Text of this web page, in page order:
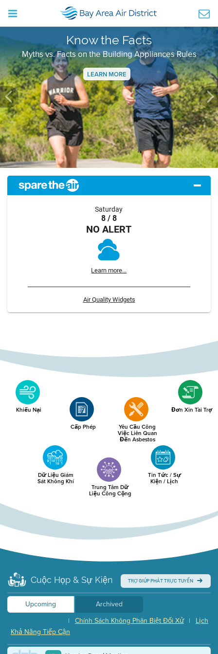
Know the Facts
Myths vs. Facts on the Building Appliances Rules
LEARN MORE
Previous
Saturday
8 / 8
NO ALERT
Learn more...
Air Quality Widgets
Khiếu Nại
Cấp Phép Yêu Cầu Công
Việc Liên Quan
Đến Asbestos
Đơn Xin Tài Trợ
Dữ Liệu Giám
Sát Không Khí
Trung Tâm Dữ
Liệu Công Cộng
Tin Tức / Sự
Kiện / Lịch
Cuộc Họp & Sự Kiện TRỢ GIÚP PHÁT TRỰC TUYẾN
Upcoming
Archived
Lịch
|
Chính Sách Không Phân Biệt Đối Xử
|
Khả Năng Tiếp Cận